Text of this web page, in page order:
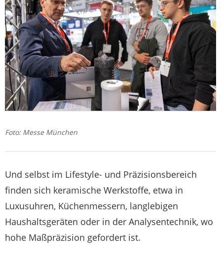
Foto: Messe München
Und selbst im Lifestyle- und Präzisionsbereich
finden sich keramische Werkstoffe, etwa in
Luxusuhren, Küchenmessern, langlebigen
Haushaltsgeräten oder in der Analysentechnik, wo
hohe Maßpräzision gefordert ist.